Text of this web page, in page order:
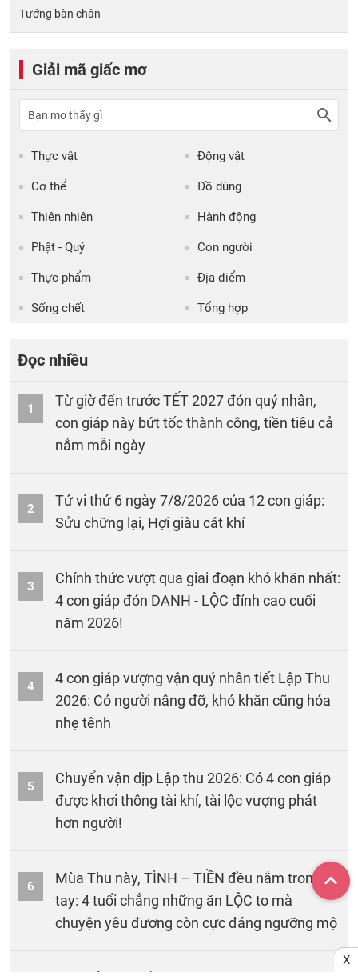
Tướng bàn chân
Giải mã giấc mơ
Thực vật Động vật
Cơ thể Đồ dùng
Thiên nhiên Hành động
Phật - Quỷ Con người
Thực phẩm Địa điểm
Sống chết Tổng hợp
Đọc nhiều
1
Từ giờ đến trước TẾT 2027 đón quý nhân,
con giáp này bứt tốc thành công, tiền tiêu cả
nắm mỗi ngày
2
Tử vi thứ 6 ngày 7/8/2026 của 12 con giáp:
Sửu chững lại, Hợi giàu cát khí
3
Chính thức vượt qua giai đoạn khó khăn nhất:
4 con giáp đón DANH - LỘC đỉnh cao cuối
năm 2026!
4
4 con giáp vượng vận quý nhân tiết Lập Thu
2026: Có người nâng đỡ, khó khăn cũng hóa
nhẹ tênh
5
Chuyển vận dịp Lập thu 2026: Có 4 con giáp
được khơi thông tài khí, tài lộc vượng phát
hơn người!
6
Mùa Thu này, TÌNH – TIỀN đều nắm trong
tay: 4 tuổi chẳng những ăn LỘC to mà
chuyện yêu đương còn cực đáng ngưỡng mộ
X